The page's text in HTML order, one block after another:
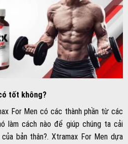
tốt không?
For Men có các thành phần từ các
làm cách nào để giúp chúng ta cải
bản thân?. Xtramax For Men dựa